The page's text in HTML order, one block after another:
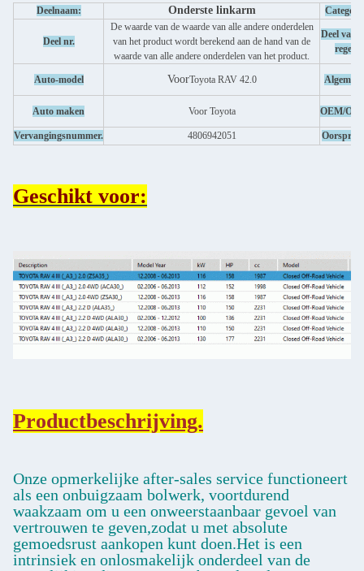
Deelnaam: Onderste linkarm Categorie
Deel nr.
De waarde van de waarde van alle andere onderdelen
van het product wordt berekend aan de hand van de
waarde van alle andere onderdelen van het product.
Deel van
regel
Auto-model VoorToyota RAV 42.0 Algemeen
Auto maken Voor Toyota OEM/
Vervangingsnummer. 4806942051
Geschikt voor:
Productbeschrijving.
Onze opmerkelijke after-sales service functioneert
als een onbuigzaam bolwerk, voortdurend
waakzaam om u een onweerstaanbaar gevoel van
vertrouwen te geven,zodat u met absolute
gemoedsrust aankopen kunt doen.Het is een
intrinsiek en onlosmakelijk onderdeel van de